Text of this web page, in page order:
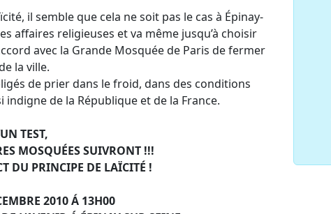
il semble que cela ne soit pas le cas à Épinay-
affaires religieuses et va même jusqu’à choisir
avec la Grande Mosquée de Paris de fermer
la ville.
de prier dans le froid, dans des conditions
de la République et de la France.
TEST,
MOSQUÉES SUIVRONT !!!
DU PRINCIPE DE LAÏCITÉ !
2010 Á 13H00